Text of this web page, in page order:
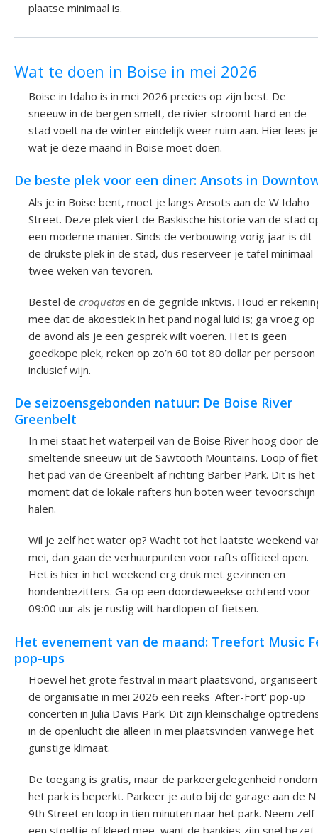
plaatse minimaal is.
Wat te doen in Boise in mei 2026
Boise in Idaho is in mei 2026 precies op zijn best. De
sneeuw in de bergen smelt, de rivier stroomt hard en de
stad voelt na de winter eindelijk weer ruim aan. Hier lees je
wat je deze maand in Boise moet doen.
De beste plek voor een diner: Ansots in
Als je in Boise bent, moet je langs Ansots aan de W Idaho
Street. Deze plek viert de Baskische historie van de stad
een moderne manier. Sinds de verbouwing vorig jaar is dit
de drukste plek in de stad, dus reserveer je tafel minimaal
twee weken van tevoren.
Bestel de croquetas en de gegrilde inktvis. Houd er
mee dat de akoestiek in het pand nogal luid is; ga vroeg op
de avond als je een gesprek wilt voeren. Het is geen
goedkope plek, reken op zo’n 60 tot 80 dollar per persoon
inclusief wijn.
De seizoensgebonden natuur: De Boise River
Greenbelt
In mei staat het waterpeil van de Boise River hoog door de
smeltende sneeuw uit de Sawtooth Mountains. Loop of
het pad van de Greenbelt af richting Barber Park. Dit is het
moment dat de lokale rafters hun boten weer tevoorschijn
halen.
Wil je zelf het water op? Wacht tot het laatste weekend
mei, dan gaan de verhuurpunten voor rafts officieel open.
Het is hier in het weekend erg druk met gezinnen en
hondenbezitters. Ga op een doordeweekse ochtend voor
09:00 uur als je rustig wilt hardlopen of fietsen.
Het evenement van de maand: Treefort Music
pop-ups
Hoewel het grote festival in maart plaatsvond, organiseert
de organisatie in mei 2026 een reeks 'After-Fort' pop-up
concerten in Julia Davis Park. Dit zijn kleinschalige
in de openlucht die alleen in mei plaatsvinden vanwege het
gunstige klimaat.
De toegang is gratis, maar de parkeergelegenheid rondom
het park is beperkt. Parkeer je auto bij de garage aan de N
9th Street en loop in tien minuten naar het park. Neem zelf
een stoeltje of kleed mee, want de bankjes zijn snel bezet.